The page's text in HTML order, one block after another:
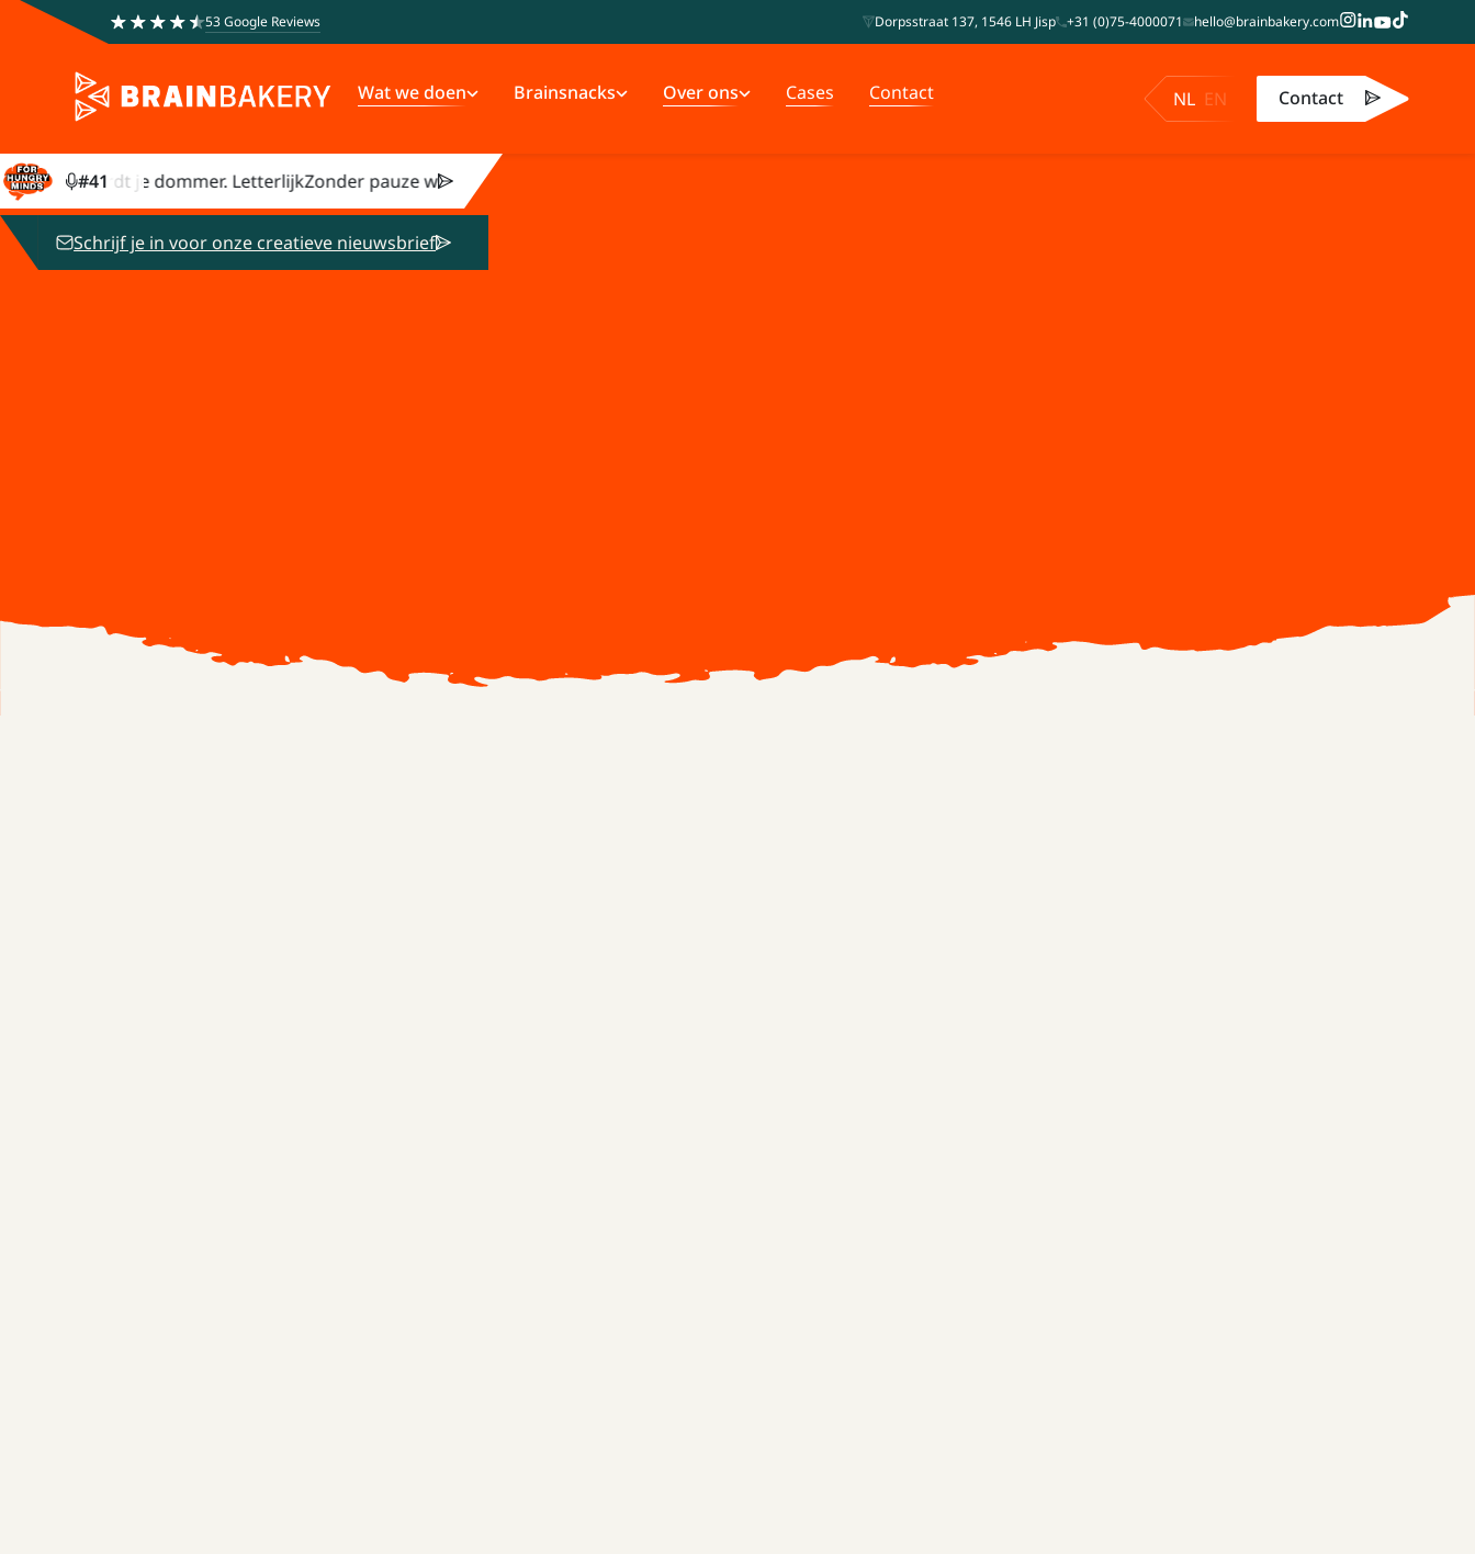
53 Google Reviews Dorpsstraat 137, 1546 LH Jisp +31 (0)75-4000071 hello@brainbakery.com
Wat we doen Brainsnacks Over ons Cases Contact NL EN Contact
#41
wordt je dommer. LetterlijkZonder pauze wordt je dommer. Letterlijk
Schrijf je in voor onze creatieve nieuwsbrief